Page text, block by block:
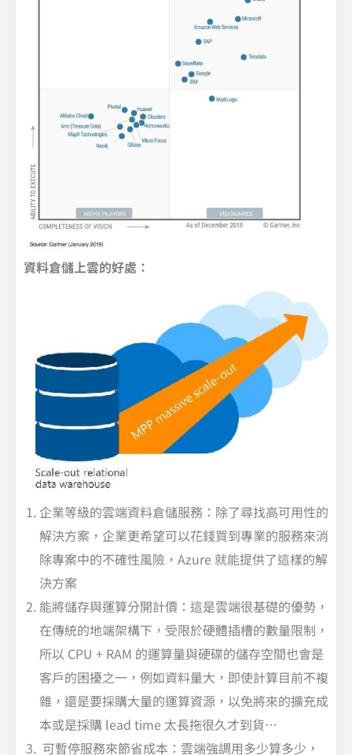
資料倉儲上雲的好處：
企業等級的雲端資料倉儲服務：除了尋找高可用性的
解決方案，企業更希望可以花錢買到專業的服務來消
除專案中的不確性風險，Azure 就能提供了這樣的解
決方案
能將儲存與運算分開計價：這是雲端很基礎的優勢，
在傳統的地端架構下，受限於硬體插槽的數量限制，
所以 CPU + RAM 的運算量與硬碟的儲存空間也會是
客戶的困擾之一，例如資料量大，即使計算目前不複
雜，還是要採購大量的運算資源，以免將來的擴充成
本或是採購 lead time 太長拖很久才到貨…
可暫停服務來節省成本：雲端強調用多少算多少，